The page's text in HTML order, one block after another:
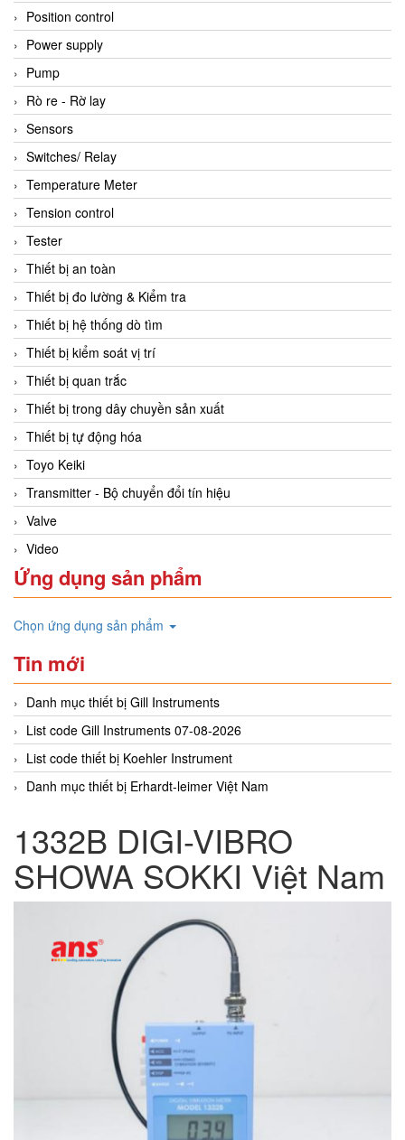
Position control
Power supply
Pump
Rò re - Rờ lay
Sensors
Switches/ Relay
Temperature Meter
Tension control
Tester
Thiết bị an toàn
Thiết bị đo lường & Kiểm tra
Thiết bị hệ thống dò tìm
Thiết bị kiểm soát vị trí
Thiết bị quan trắc
Thiết bị trong dây chuyền sản xuất
Thiết bị tự động hóa
Toyo Keiki
Transmitter - Bộ chuyển đổi tín hiệu
Valve
Video
Ứng dụng sản phẩm
Chọn ứng dụng sản phẩm
Tin mới
Danh mục thiết bị Gill Instruments
List code Gill Instruments 07-08-2026
List code thiết bị Koehler Instrument
Danh mục thiết bị Erhardt-leimer Việt Nam
1332B DIGI-VIBRO
SHOWA SOKKI Việt Nam